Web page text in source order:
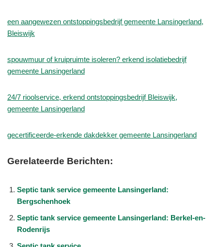
een aangewezen ontstoppingsbedrijf gemeente Lansingerland,
Bleiswijk
spouwmuur of kruipruimte isoleren? erkend isolatiebedrijf
gemeente Lansingerland
24/7 rioolservice, erkend ontstoppingsbedrijf Bleiswijk,
gemeente Lansingerland
gecertificeerde-erkende dakdekker gemeente Lansingerland
Gerelateerde Berichten:
Septic tank service gemeente Lansingerland:
Bergschenhoek
Septic tank service gemeente Lansingerland: Berkel-en-
Rodenrijs